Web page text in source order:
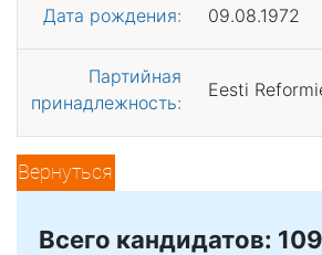
Дата рождения: 09.08.1972
Партийная
принадлежность:
Eesti
Вернуться
Всего кандидатов: